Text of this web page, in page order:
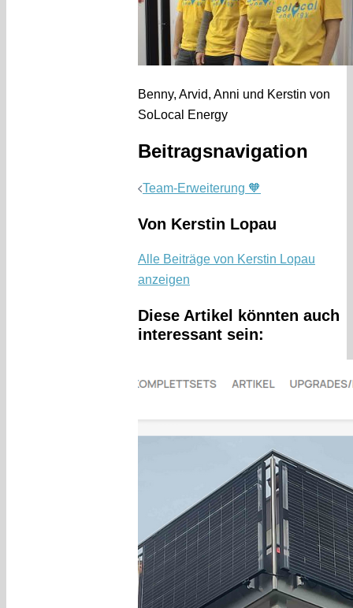
Benny, Arvid, Anni und Kerstin von
SoLocal Energy
Beitragsnavigation
Team-Erweiterung 🧡
Von Kerstin Lopau
Alle Beiträge von Kerstin Lopau
anzeigen
Diese Artikel könnten auch
interessant sein: